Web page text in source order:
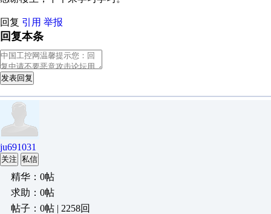
回复 引用 举报
回复本条
发表回复
ju691031
关注 私信
精华：0帖
求助：0帖
帖子：0帖 | 2258回